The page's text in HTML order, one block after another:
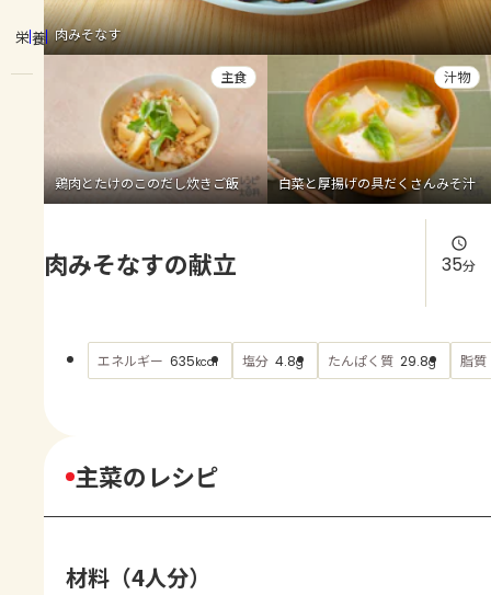
レシピ
トーク
よくあるお問い合わせ
お買い物
AJINOMOTO PARK とは
栄養 肉みそなす
鶏肉とたけのこのだし炊きご飯
主食
白菜と厚揚げの具だくさんみそ汁
汁物
肉みそなすの献立 35分
エネルギー 635kcal 塩分 4.8g たんぱく質 29.8g 脂質
主菜のレシピ
材料（4人分）